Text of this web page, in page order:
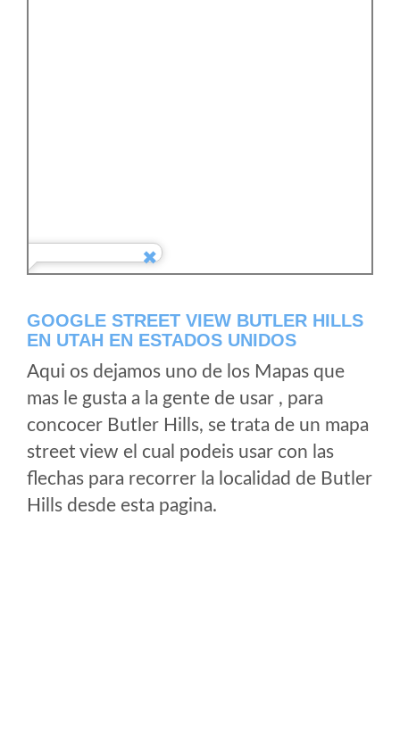
GOOGLE STREET VIEW BUTLER HILLS
EN UTAH EN ESTADOS UNIDOS
Aqui os dejamos uno de los Mapas que
mas le gusta a la gente de usar , para
concocer Butler Hills, se trata de un mapa
street view el cual podeis usar con las
flechas para recorrer la localidad de Butler
Hills desde esta pagina.